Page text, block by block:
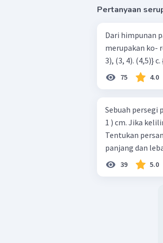
Pertanyaan
Dari himpunan
merupakan ko- respondensi satu-satu? a. {(1, 1), (2, 2), (3, 3), (4,4)} b. {(1, 2), (2,
75 4.0
Sebuah persegi
1 ) cm. Jika
Tentukan
panjang dan
39 5.0